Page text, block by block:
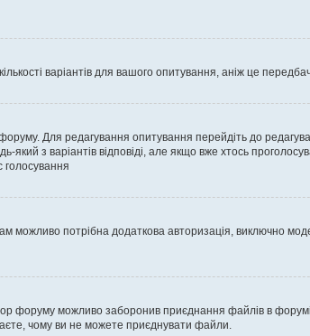
варіантів для вашого опитування, аніж це
Для редагування опитування перейдіть до
з варіантів відповіді, але якщо вже хтось
голосування
можливо потрібна додаткова авторизація, виключно
форуму можливо заборонив приєднання файлів в
чому ви не можете приєднувати файли.